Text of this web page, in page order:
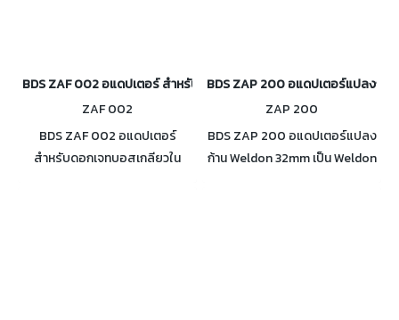
BDS ZAF 002 อแดปเตอร์ สำหรับดอกเจทบอสเกลียวใน ขนาด M18x6P1.5
ZAF 002
BDS ZAF 002 อแดปเตอร์
สำหรับดอกเจทบอสเกลียวใน
BDS ZAP 200 อแดปเตอร์แปลงก้าน
ZAP 200
BDS ZAP 200 อแดปเตอร์แปลง
ก้าน Weldon 32mm เป็น Weldon